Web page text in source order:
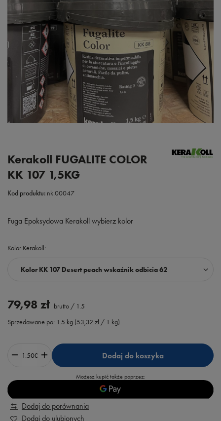
Kerakoll FUGALITE COLOR
KK 107 1,5KG
Kod produktu: nk.00047
Fuga Epoksydowa Kerakoll wybierz kolor
Kolor Kerakoll
Kolor KK 107 Desert peach wskaźnik odbicia 62
79,98 zł brutto / 1.5
Sprzedawane po: 1.5 kg (53,32 zł / 1 kg)
Dodaj do koszyka
Możesz kupić także poprzez:
Dodaj do porównania
Dodaj do ulubionych